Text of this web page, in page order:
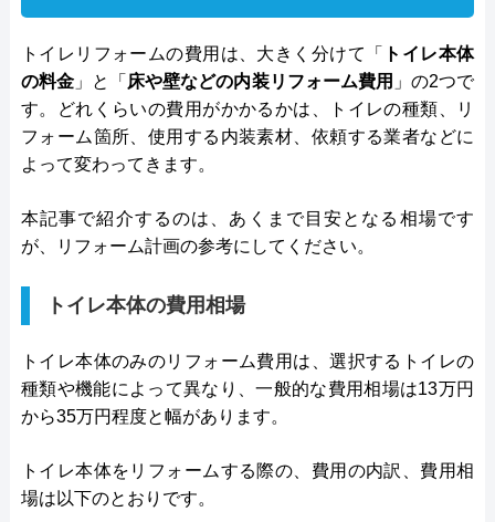
トイレリフォームの費用は、大きく分けて「
トイレ本体
の料金 」と「 床や壁などの内装リフォーム費用 」の2つで
す。どれくらいの費用がかかるかは、トイレの種類、リ
フォーム箇所、使用する内装素材、依頼する業者などに
よって変わってきます。
本記事で紹介するのは、あくまで目安となる相場です
が、リフォーム計画の参考にしてください。
トイレ本体の費用相場
トイレ本体のみのリフォーム費用は、選択するトイレの
種類や機能によって異なり、一般的な費用相場は13万円
から35万円程度と幅があります。
トイレ本体をリフォームする際の、費用の内訳、費用相
場は以下のとおりです。